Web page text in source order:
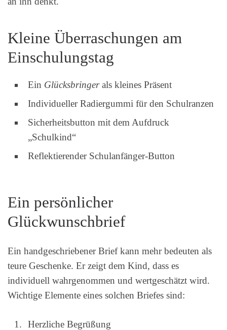
Kleine Überraschungen am
Einschulungstag
Ein Glücksbringerals kleines Präsent
Individueller Radiergummi für den Schulranzen
Sicherheitsbutton mit dem Aufdruck
„Schulkind“
Reflektierender Schulanfänger-Button
Ein persönlicher
Glückwunschbrief
Ein handgeschriebener Brief kann mehr bedeuten als
teure Geschenke. Er zeigt dem Kind, dass es
individuell wahrgenommen und wertgeschätzt wird.
Wichtige Elemente eines solchen Briefes sind:
Herzliche Begrüßung